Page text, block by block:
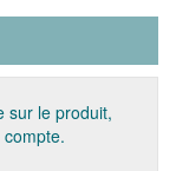
sur le produit,